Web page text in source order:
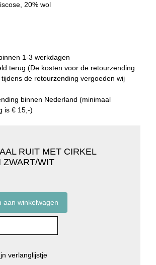
20% wol
1-3 werkdagen
terug (De kosten voor de retourzending
de retourzending vergoeden wij
binnen Nederland (minimaal
is € 15,-)
RUIT MET CIRKEL
ZWART/WIT
verlanglijstje